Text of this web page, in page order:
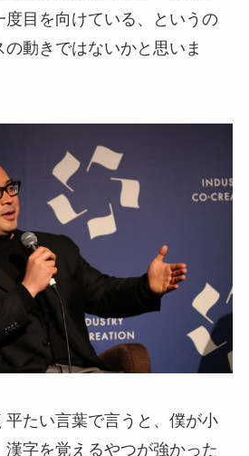
度目を向けている、というの
動きではないかと思いま
たい言葉で言うと、僕が小
字を覚えるやつが強かった